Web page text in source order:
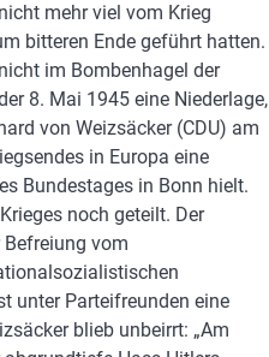
mehr viel vom Krieg
bitteren Ende geführt hatten.
im Bombenhagel der
8. Mai 1945 eine Niederlage,
von Weizsäcker (CDU) am
in Europa eine
Bundestages in Bonn hielt.
noch geteilt. Der
Befreiung vom
unter Parteifreunden eine
blieb unbeirrt: „Am